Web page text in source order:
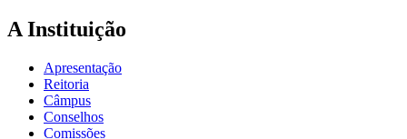
A Instituição
Apresentação
Reitoria
Câmpus
Conselhos
Comissões